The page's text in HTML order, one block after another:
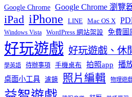
Google Chrome Google Chrome 瀏覽
iPad iPhone LINE Mac OS X
Windows Vista WordPress 網站架設 免費圖
好玩遊戲 好玩遊戲、休
學英語 待辦事項 手機桌布 拍照app 播
桌面小工具 濾鏡 照片編輯 物理遊